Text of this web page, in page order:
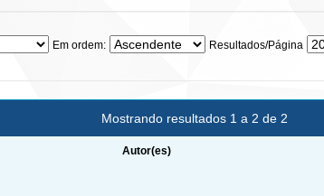
Em ordem: Resultados/Página
Mostrando resultados 1 a 2 de 2
Autor(es)